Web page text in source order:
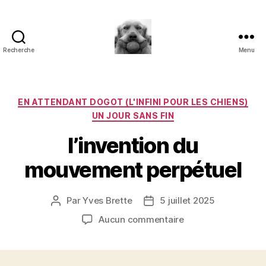
Recherche
paradoxe
en
fleur
Menu
Catégories
EN ATTENDANT DOGOT (L'INFINI POUR LES CHIENS)
UN JOUR SANS FIN
l’invention du
mouvement perpétuel
Auteur
l’article
ParYves Brette
Date5 juillet 2025
Aucun commentairesur